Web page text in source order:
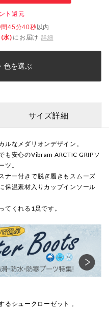
ト還元
間45分39秒以内
水) にお届け 詳細
色を選ぶ
サイズ詳細
ルなメダリオンデザイン。
も安心のVibram ARCTIC GRIPソ
ツ。
ナー付きで脱ぎ履きもスムーズ
保温素材入りカップインソール
てくれる1足です。
るシュークローゼット 。